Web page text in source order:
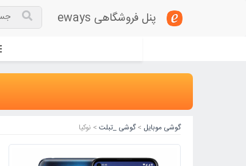
پنل فروشگاهی eways
گوشی موبایل >گوشی _تبلت > نوکیا